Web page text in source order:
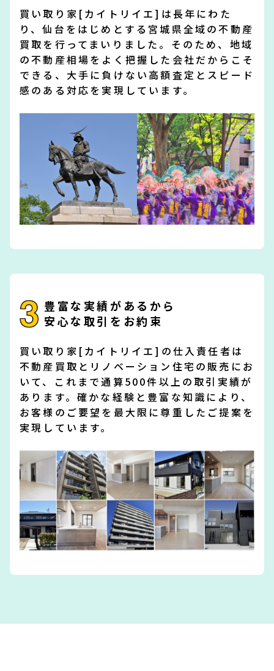
買い取り家[カイトリイエ]は長年にわた
り、仙台をはじめとする宮城県全域の不動産
買取を行ってまいりました。そのため、地域
の不動産相場をよく把握した会社だからこそ
できる、大手に負けない高額査定とスピード
感のある対応を実現しています。
豊富な実績があるから
安心な取引をお約束
買い取り家[カイトリイエ]の仕入責任者は
不動産買取とリノベーション住宅の販売にお
いて、これまで通算500件以上の取引実績が
あります。確かな経験と豊富な知識により、
お客様のご要望を最大限に尊重したご提案を
実現しています。